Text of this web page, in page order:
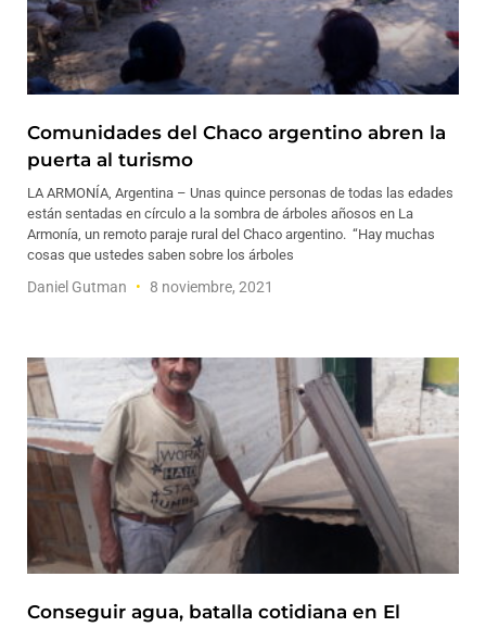
Comunidades del Chaco argentino abren la
puerta al turismo
LA ARMONÍA, Argentina – Unas quince personas de todas las edades
están sentadas en círculo a la sombra de árboles añosos en La
Armonía, un remoto paraje rural del Chaco argentino. “Hay muchas
cosas que ustedes saben sobre los árboles
Daniel Gutman 8 noviembre, 2021
Conseguir agua, batalla cotidiana en El